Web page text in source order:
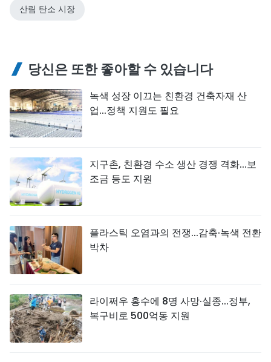
산림 탄소 시장
당신은 또한 좋아할 수 있습니다
녹색 성장 이끄는 친환경 건축자재 산
업...정책 지원도 필요
지구촌, 친환경 수소 생산 경쟁 격화...보
조금 등도 지원
플라스틱 오염과의 전쟁...감축·녹색 전환
박차
라이쩌우 홍수에 8명 사망·실종...정부,
복구비로 500억동 지원